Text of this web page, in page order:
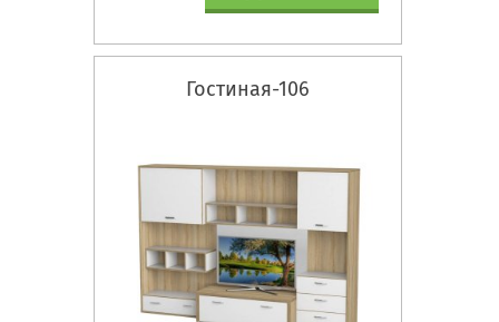
Гостиная-106